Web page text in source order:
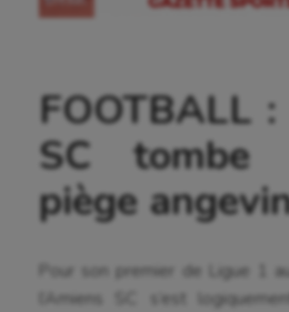
FOOTBALL :
SC tombe
piège
Pour son premier de Ligue 1
l’Amiens SC s’est